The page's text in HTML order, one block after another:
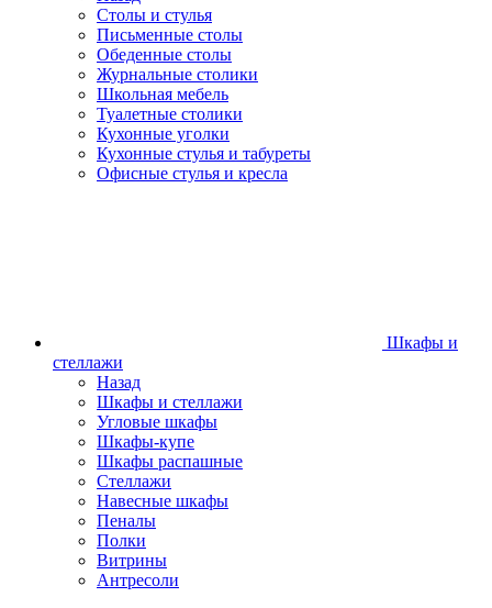
Столы и стулья
Письменные столы
Обеденные столы
Журнальные столики
Школьная мебель
Туалетные столики
Кухонные уголки
Кухонные стулья и табуреты
Офисные стулья и кресла
Шкафы и
стеллажи
Назад
Шкафы и стеллажи
Угловые шкафы
Шкафы-купе
Шкафы распашные
Стеллажи
Навесные шкафы
Пеналы
Полки
Витрины
Антресоли